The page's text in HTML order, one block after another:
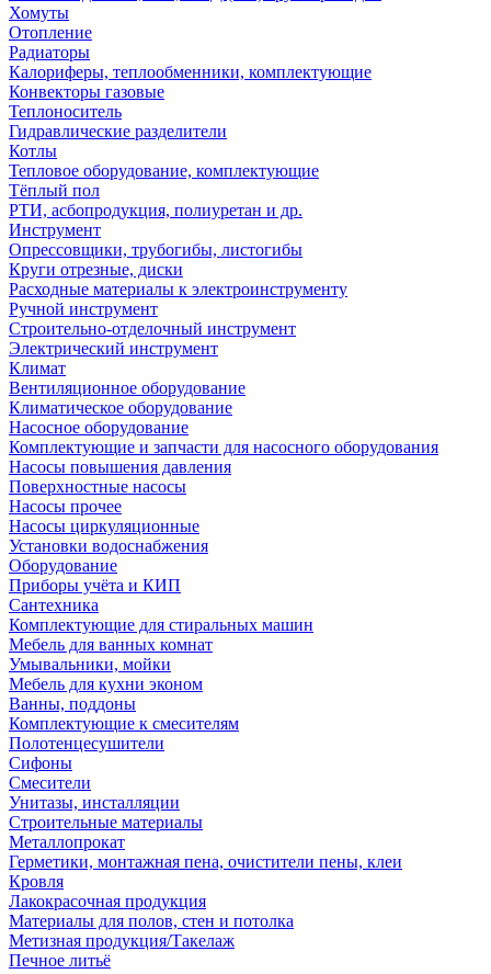
Хомуты
Отопление
Радиаторы
Калориферы, теплообменники, комплектующие
Конвекторы газовые
Теплоноситель
Гидравлические разделители
Котлы
Тепловое оборудование, комплектующие
Тёплый пол
РТИ, асбопродукция, полиуретан и др.
Инструмент
Опрессовщики, трубогибы, листогибы
Круги отрезные, диски
Расходные материалы к электроинструменту
Ручной инструмент
Строительно-отделочный инструмент
Электрический инструмент
Климат
Вентиляционное оборудование
Климатическое оборудование
Насосное оборудование
Комплектующие и запчасти для насосного оборудования
Насосы повышения давления
Поверхностные насосы
Насосы прочее
Насосы циркуляционные
Установки водоснабжения
Оборудование
Приборы учёта и КИП
Сантехника
Комплектующие для стиральных машин
Мебель для ванных комнат
Умывальники, мойки
Мебель для кухни эконом
Ванны, поддоны
Комплектующие к смесителям
Полотенцесушители
Сифоны
Смесители
Унитазы, инсталляции
Строительные материалы
Металлопрокат
Герметики, монтажная пена, очистители пены, клеи
Кровля
Лакокрасочная продукция
Материалы для полов, стен и потолка
Метизная продукция/Такелаж
Печное литьё